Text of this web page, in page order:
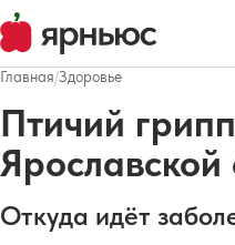
Главная/Здоровье
Птичий
Ярославской
Откуда идёт